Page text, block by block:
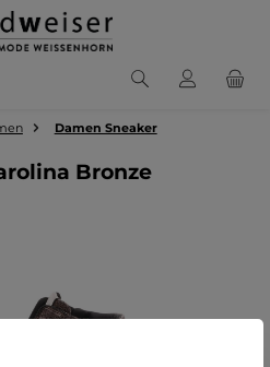
Damen Sneaker
Bronze